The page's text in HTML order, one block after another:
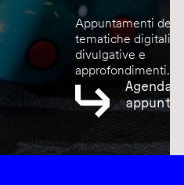
Appuntamenti
tematiche digitali,
divulgative e
approfondimenti.
Agenda